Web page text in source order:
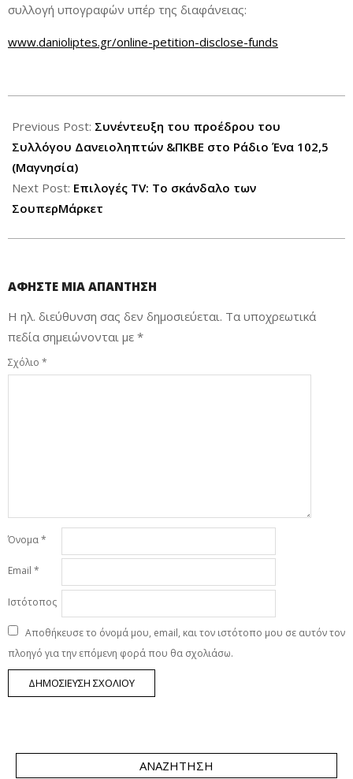
συλλογή υπογραφών υπέρ της διαφάνειας:
www.danioliptes.gr/online-petition-disclose-funds
09-
23
Previous Post: Συνέντευξη του προέδρου του
Συλλόγου Δανειοληπτών &ΠΚΒΕ στο Ράδιο Ένα 102,5
(Μαγνησία)
Next Post: Επιλογές TV: Το σκάνδαλο των
ΣουπερΜάρκετ
ΑΦΉΣΤΕ ΜΙΑ ΑΠΆΝΤΗΣΗ
Η ηλ. διεύθυνση σας δεν δημοσιεύεται. Τα υποχρεωτικά
πεδία σημειώνονται με *
Σχόλιο *
Όνομα*
Email *
Ιστότοπος
Αποθήκευσε το όνομά μου, email, και τον ιστότοπο μου σε αυτόν τον
πλοηγό για την επόμενη φορά που θα σχολιάσω.
ΑΝΑΖΉΤΗΣΗ